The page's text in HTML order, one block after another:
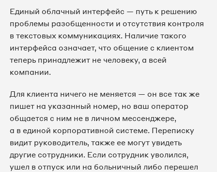
Единый облачный интерфейс — путь к решению
проблемы разобщенности и отсутствия контроля
в текстовых коммуникациях. Наличие такого
интерфейса означает, что общение с клиентом
теперь принадлежит не человеку, а всей
компании.
Для клиента ничего не меняется — он все так же
пишет на указанный номер, но ваш оператор
общается с ним не в личном мессенджере,
а в единой корпоративной системе. Переписку
видит руководитель, также ее могут увидеть
другие сотрудники. Если сотрудник уволился,
ушел в отпуск или на больничный либо перешел